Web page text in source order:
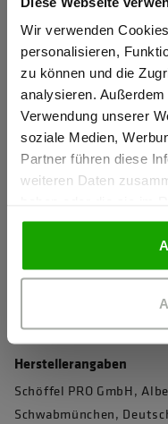
Wir verwenden
personalisieren,
zu können und die
analysieren.
Verwendung unserer
soziale Medien,
Partner führen diese
weiteren Daten
gesammelt haben.
4D Body Mapping für
Knietaschen zertifiziert
Extrem robustes PRO
maximale
Wasserabweisendes
Tragekomfort
Verdeckter Knopf und
Herstellerangaben
Schöffel PRO GmbH,
Schwabmünchen,
Ich bestätige,
Preise